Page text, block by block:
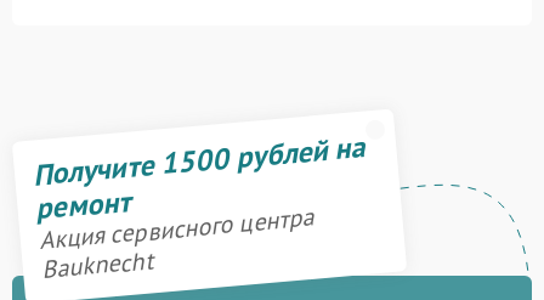
Получите 1500 рублей на
ремонт
Акция сервисного центра
Bauknecht